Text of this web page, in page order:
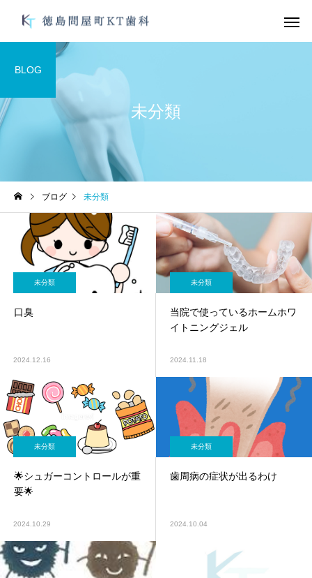
デュアルホワイトニン
グ
オフィスホワイトニン
ブライダル
未分類
オーラルフレイル
お手軽にむし歯、歯周
防を！
未分類
BLOG
ブログ 未分類
未分類
口臭
2024.12.16
未分類
当院で使っているホームホワ
イトニングジェル
2024.11.18
未分類
🌟シュガーコントロールが重
要🌟
2024.10.29
未分類
歯周病の症状が出るわけ
2024.10.04